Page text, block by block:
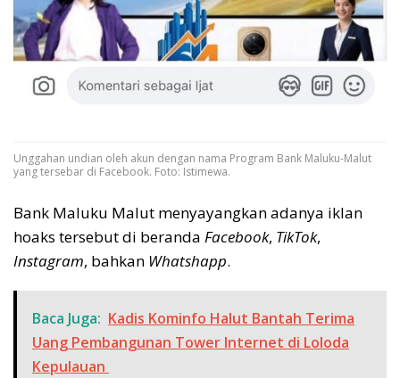
Unggahan undian oleh akun dengan nama Program Bank Maluku-Malut
yang tersebar di Facebook. Foto: Istimewa.
Bank Maluku Malut menyayangkan adanya iklan
hoaks tersebut di beranda Facebook, TikTok,
Instagram, bahkan Whatshapp.
Baca Juga: Kadis Kominfo Halut Bantah Terima
Uang Pembangunan Tower Internet di Loloda
Kepulauan